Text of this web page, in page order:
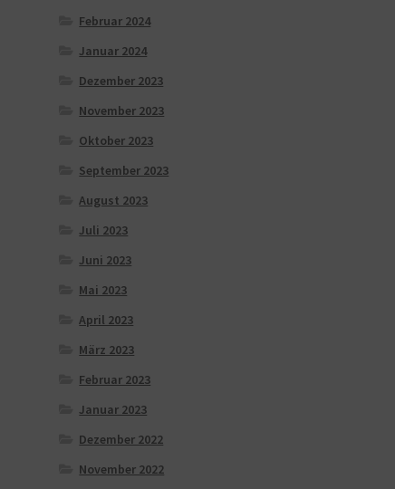
Februar 2024
Januar 2024
Dezember 2023
November 2023
Oktober 2023
September 2023
August 2023
Juli 2023
Juni 2023
Mai 2023
April 2023
März 2023
Februar 2023
Januar 2023
Dezember 2022
November 2022